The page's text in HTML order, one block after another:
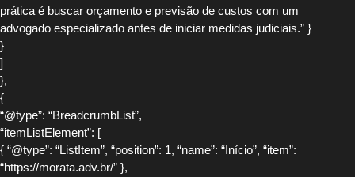
prática é buscar orçamento e previsão de custos com um
advogado especializado antes de iniciar medidas judiciais.” }
}
]
},
{
“@type”: “BreadcrumbList”,
“itemListElement”: [
{ “@type”: “ListItem”, “position”: 1, “name”: “Início”, “item”:
“https://morata.adv.br/” },